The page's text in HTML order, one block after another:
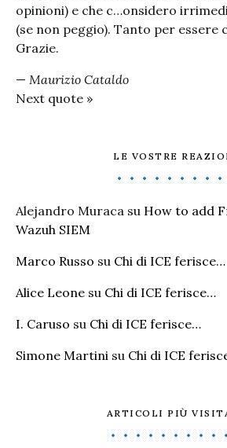
opinioni) e che c…onsidero
(se non peggio). Tanto per essere
Grazie.
— Maurizio Cataldo
Next quote »
LE VOSTRE
Alejandro Muraca su How to add
Wazuh SIEM
Marco Russo su Chi di ICE ferisce…
Alice Leone su Chi di ICE ferisce…
I. Caruso su Chi di ICE ferisce…
Simone Martini su Chi di ICE
ARTICOLI PIÙ